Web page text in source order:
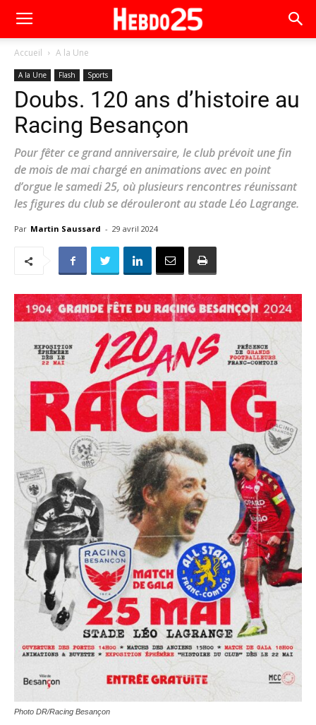
Accueil A la Une
A la Une Flash Sports
Doubs. 120 ans d’histoire au
Racing Besançon
Pour fêter ce grand anniversaire, le club prévoit une fin
de mois de mai chargé en animations avec en point
d’orgue le samedi 25, où plusieurs rencontres réunissant
les figures du club se dérouleront au stade Léo Lagrange.
Par Martin Saussard - 29 avril 2024
Photo DR/Racing Besançon